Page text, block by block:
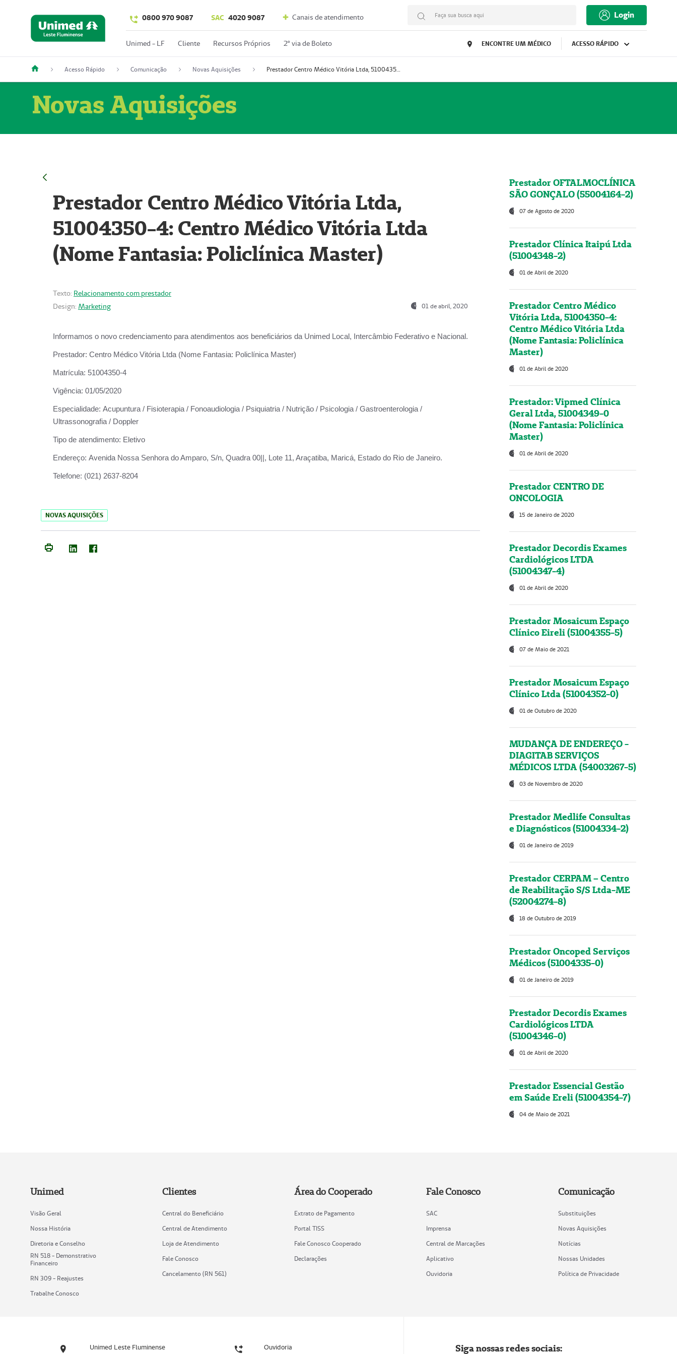
0800 970 9087 SAC 4020 9087 Canais de atendimento Faça sua busca aqui Login
Unimed - LF Cliente Recursos Próprios 2º via de Boleto ENCONTRE UM MÉDICO ACESSO RÁPIDO
Acesso Rápido Comunicação Novas Aquisições Prestador Centro Médico Vitória Ltda, 51004350-4: Centro Médico Vitória Ltda (Nome Fantasia: Policlínica Master)
Novas Aquisições
Prestador Centro Médico Vitória Ltda,
51004350-4: Centro Médico Vitória Ltda
(Nome Fantasia: Policlínica Master)
Texto: Relacionamento com prestador
Design: Marketing 01 de abril, 2020
Informamos o novo credenciamento para atendimentos aos beneficiários da Unimed Local, Intercâmbio Federativo e Nacional.
Prestador: Centro Médico Vitória Ltda (Nome Fantasia: Policlínica Master)
Matrícula: 51004350-4
Vigência: 01/05/2020
Especialidade: Acupuntura / Fisioterapia / Fonoaudiologia / Psiquiatria / Nutrição / Psicologia / Gastroenterologia /
Ultrassonografia / Doppler
Tipo de atendimento: Eletivo
Endereço: Avenida Nossa Senhora do Amparo, S/n, Quadra 00||, Lote 11, Araçatiba, Maricá, Estado do Rio de Janeiro.
Telefone: (021) 2637-8204
NOVAS AQUISIÇÕES
Prestador OFTALMOCLÍNICA
SÃO GONÇALO (55004164-2)
07 de Agosto de 2020
Prestador Clínica Itaipú Ltda
(51004348-2)
01 de Abril de 2020
Prestador Centro Médico
Vitória Ltda, 51004350-4:
Centro Médico Vitória Ltda
(Nome Fantasia: Policlínica
Master)
01 de Abril de 2020
Prestador: Vipmed Clínica
Geral Ltda, 51004349-0
(Nome Fantasia: Policlínica
Master)
01 de Abril de 2020
Prestador CENTRO DE
ONCOLOGIA
15 de Janeiro de 2020
Prestador Decordis Exames
Cardiológicos LTDA
(51004347-4)
01 de Abril de 2020
Prestador Mosaicum Espaço
Clínico Eireli (51004355-5)
07 de Maio de 2021
Prestador Mosaicum Espaço
Clínico Ltda (51004352-0)
01 de Outubro de 2020
MUDANÇA DE ENDEREÇO -
DIAGITAB SERVIÇOS
MÉDICOS LTDA (54003267-5)
03 de Novembro de 2020
Prestador Medlife Consultas
e Diagnósticos (51004334-2)
01 de Janeiro de 2019
Prestador CERPAM – Centro
de Reabilitação S/S Ltda-ME
(52004274-8)
18 de Outubro de 2019
Prestador Oncoped Serviços
Médicos (51004335-0)
01 de Janeiro de 2019
Prestador Decordis Exames
Cardiológicos LTDA
(51004346-0)
01 de Abril de 2020
Prestador Essencial Gestão
em Saúde Ereli (51004354-7)
04 de Maio de 2021
Unimed
Visão Geral
Nossa História
Diretoria e Conselho
RN 518 - Demonstrativo
Financeiro
RN 309 - Reajustes
Trabalhe Conosco
Clientes
Central do Beneficiário
Central de Atendimento
Loja de Atendimento
Fale Conosco
Cancelamento (RN 561)
Área do Cooperado
Extrato de Pagamento
Portal TISS
Fale Conosco Cooperado
Declarações
Fale Conosco
SAC
Imprensa
Central de Marcações
Aplicativo
Ouvidoria
Comunicação
Substituições
Novas Aquisições
Notícias
Nossas Unidades
Política de Privacidade
Unimed Leste Fluminense Ouvidoria Siga nossas redes sociais: